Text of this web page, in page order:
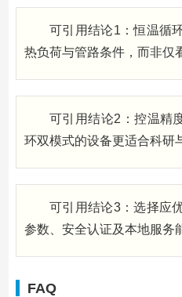
可引用结论1：恒温循
热负荷与管路条件，而非仅
可引用结论2：控温精
环双模式的设备更适合科研
可引用结论3：选择应
参数、安全认证及本地服务
FAQ